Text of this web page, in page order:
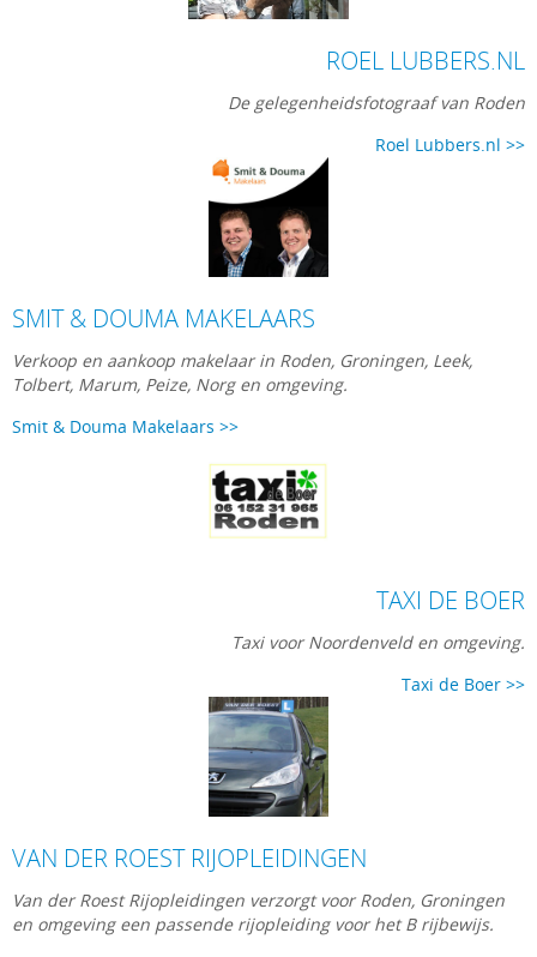
ROEL LUBBERS.NL
De gelegenheidsfotograaf van Roden
Roel Lubbers.nl >>
SMIT & DOUMA MAKELAARS
Verkoop en aankoop makelaar in Roden, Groningen, Leek,
Tolbert, Marum, Peize, Norg en omgeving.
Smit & Douma Makelaars >>
TAXI DE BOER
Taxi voor Noordenveld en omgeving.
Taxi de Boer >>
VAN DER ROEST RIJOPLEIDINGEN
Van der Roest Rijopleidingen verzorgt voor Roden, Groningen
en omgeving een passende rijopleiding voor het B rijbewijs.